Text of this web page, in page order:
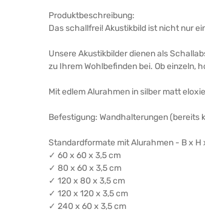
Produktbeschreibung:
Das schallfrei! Akustikbild ist nicht nur
Unsere Akustikbilder dienen als
zu Ihrem Wohlbefinden bei. Ob einzeln,
Mit edlem Alurahmen in silber matt
Befestigung: Wandhalterungen
Standardformate mit Alurahmen - B x H
✓ 60 x 60 x 3,5 cm
✓ 80 x 60 x 3,5 cm
✓ 120 x 80 x 3,5 cm
✓ 120 x 120 x 3,5 cm
✓ 240 x 60 x 3,5 cm